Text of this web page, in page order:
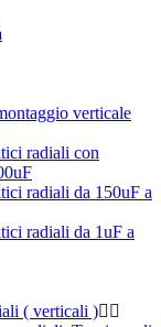
verticale
radiali con
radiali da 150uF a
radiali da 1uF a
( verticali )